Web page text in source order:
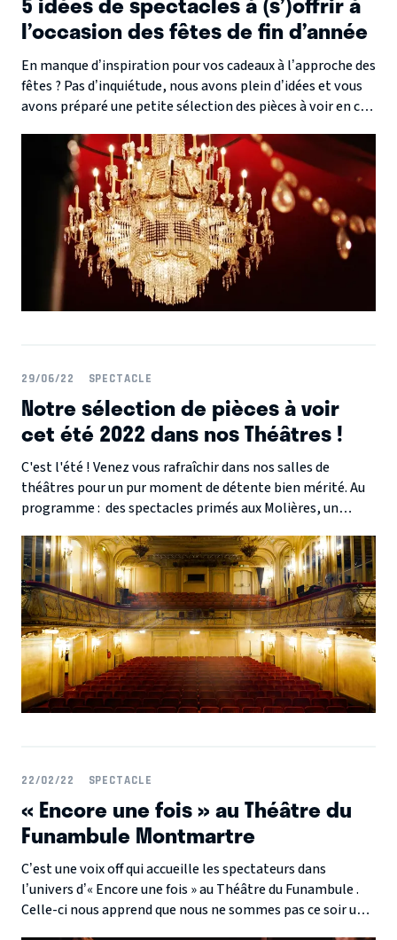
l’occasion des fêtes de fin d’année
En manque d’inspiration pour vos cadeaux à l’approche des
fêtes ? Pas d’inquiétude, nous avons plein d’idées et vous
avons préparé une petite sélection des pièces à voir en ce
moment en famille ou d’offrir un cadeau un peu différent.
Voici donc 5 pièces ultra vitaminées, humoristiques et
historiques qui sauront ravir votre entourage ou bien
vous-même !
29/06/22 SPECTACLE
Notre sélection de pièces à voir
cet été 2022 dans nos Théâtres !
C'est l'été ! Venez vous rafraîchir dans nos salles de
théâtres pour un pur moment de détente bien mérité. Au
programme : des spectacles primés aux Molières, un
ou encore des comédies pour tous les goûts. Inutile de
partir bien loin, l'été s'annonce chargé.
22/02/22 SPECTACLE
« Encore une fois » au Théâtre du
Funambule Montmartre
C’est une voix off qui accueille les spectateurs dans
l’univers d’« Encore une fois » au Théâtre du Funambule .
Celle-ci nous apprend que nous ne sommes pas ce soir un